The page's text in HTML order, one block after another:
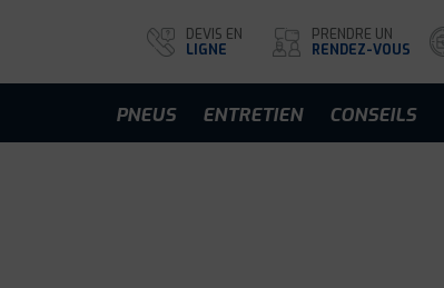
DEVIS EN
LIGNE
PRENDRE UN
RENDEZ-VOUS
PNEUS ENTRETIEN CONSEILS